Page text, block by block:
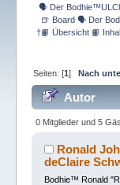
🗣 Der
🍺 Board 🗣 Der
†📙 Übersicht 📙
Seiten: [1] Nach
Autor
mal)
0 Mitglieder und 5
Ronald
deClaire
Bodhie™ Ronald